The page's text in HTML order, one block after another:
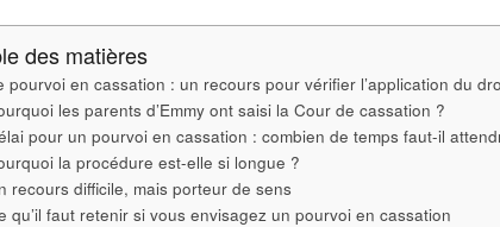
des matières
pourvoi en cassation : un recours pour vérifier l’application du
les parents d’Emmy ont saisi la Cour de cassation ?
pour un pourvoi en cassation : combien de temps faut-il
la procédure est-elle si longue ?
recours difficile, mais porteur de sens
qu’il faut retenir si vous envisagez un pourvoi en cassation